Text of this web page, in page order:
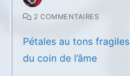
2 COMMENTAIRES
Pétales au tons fragiles
du coin de l’âme